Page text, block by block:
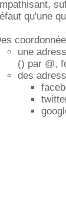
qu'une
une
() par @,
des